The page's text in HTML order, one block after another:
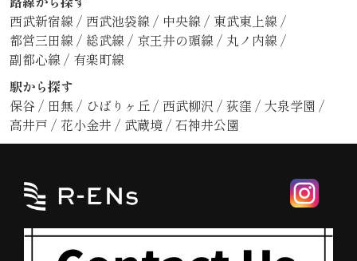
西武新宿線 / 西武池袋線 / 中央線 / 東武東上線 /
都営三田線 / 総武線 / 京王井の頭線 / 丸ノ内線 /
副都心線 / 有楽町線
駅から探す
保谷 / 田無 / ひばりヶ丘 / 西武柳沢 / 荻窪 / 大泉学園 /
高井戸 / 花小金井 / 武蔵境 / 石神井公園